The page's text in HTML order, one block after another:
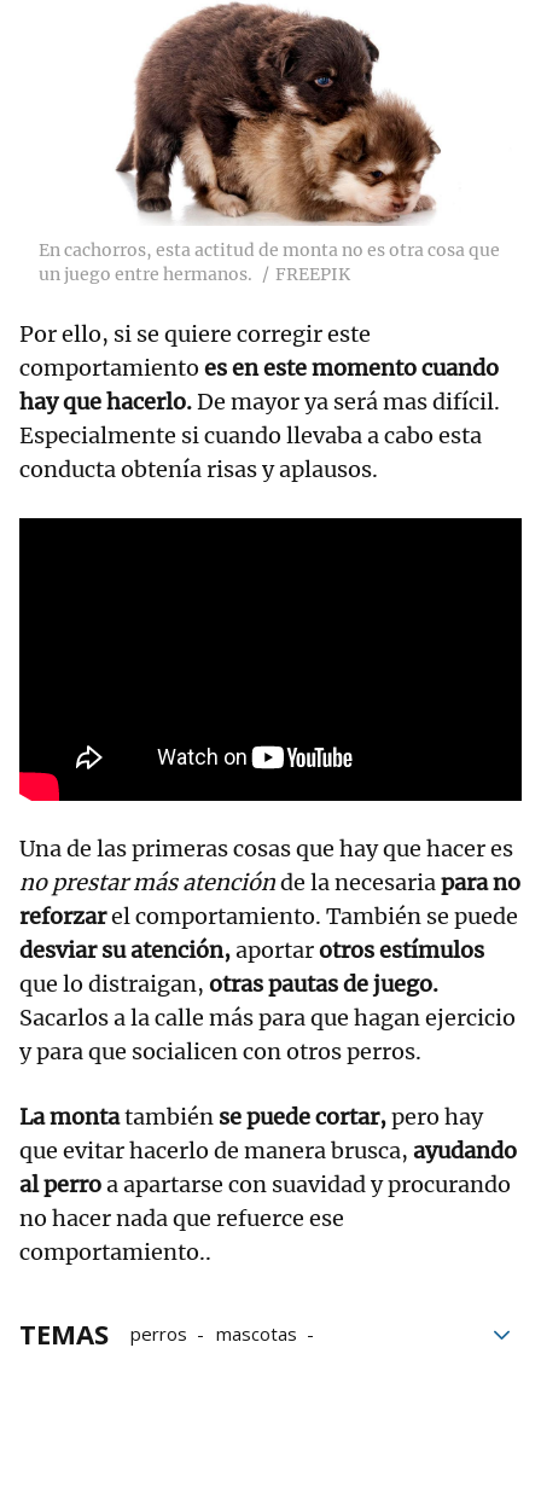
En cachorros, esta actitud de monta no es otra cosa que
un juego entre hermanos.
FREEPIK
Por ello, si se quiere corregir este
comportamiento es en este momento cuando
hay que hacerlo. De mayor ya será mas difícil.
Especialmente si cuando llevaba a cabo esta
conducta obtenía risas y aplausos.
Una de las primeras cosas que hay que hacer es
no prestar más atenciónde la necesaria para no
reforzarel comportamiento. También se puede
desviar su atención,aportarotros estímulos
que lo distraigan, otras pautas de juego.
Sacarlos a la calle más para que hagan ejercicio
y para que socialicen con otros perros.
La montatambién se puede cortar,pero hay
que evitar hacerlo de manera brusca, ayudando
al perroa apartarse con suavidad y procurando
no hacer nada que refuerce ese
comportamiento..
TEMAS perros
mascotas